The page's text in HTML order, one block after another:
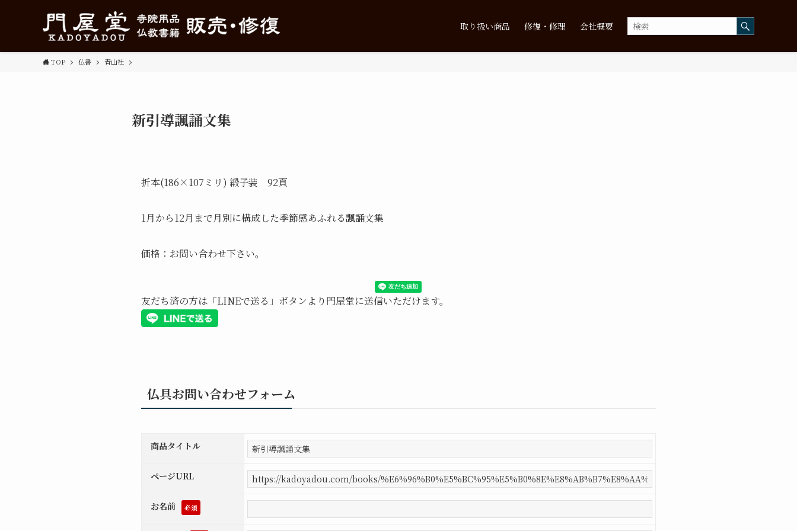
取り扱い商品 修復・修理 会社概要
TOP 仏書 青山社
新引導諷誦文集
折本(186×107ミリ) 緞子装 92頁
1月から12月まで月別に構成した季節感あふれる諷誦文集
価格：お問い合わせ下さい。
友だち済の方は「LINEで送る」ボタンより門屋堂に送信いただけます。
仏具お問い合わせフォーム
商品タイトル
ページURL
お名前 必須